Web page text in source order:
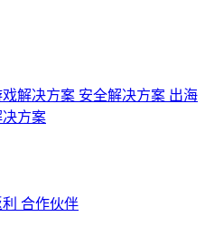
戏解决方案 安全解决方案 出海
方案
合作伙伴